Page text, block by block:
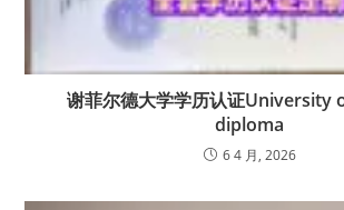
谢菲尔德大学学历认证University
diploma
6 4 月, 2026